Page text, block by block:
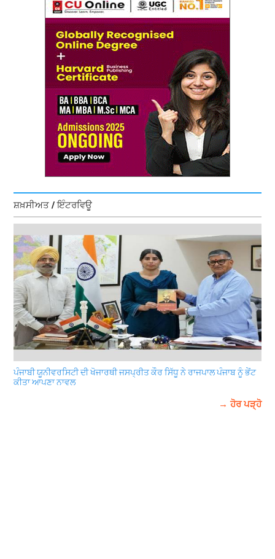
ਸ਼ਖ਼ਸੀਅਤ / ਇੰਟਰਵਿਊ
ਪੰਜਾਬੀ ਯੂਨੀਵਰਸਿਟੀ ਦੀ ਖੋਜਾਰਥੀ ਜਸਪ੍ਰੀਤ ਕੌਰ ਸਿੱਧੂ ਨੇ ਰਾਜਪਾਲ ਪੰਜਾਬ ਨੂੰ ਭੇਂਟ
ਕੀਤਾ ਆਪਣਾ ਨਾਵਲ
→ ਹੋਰ ਪੜ੍ਹੋ